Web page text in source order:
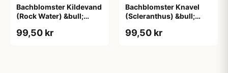
Bachblomster Kildevand
(Rock Water) &bull;
99,50 kr
Bachblomster Knavel
(Scleranthus) &bull;
99,50 kr